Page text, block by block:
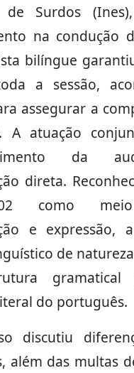
de Surdos
na condução
bilíngue
a sessão,
assegurar a
A atuação
da
direta.
como
e expressão,
de
gramatical
do português.
discutiu
além das multas